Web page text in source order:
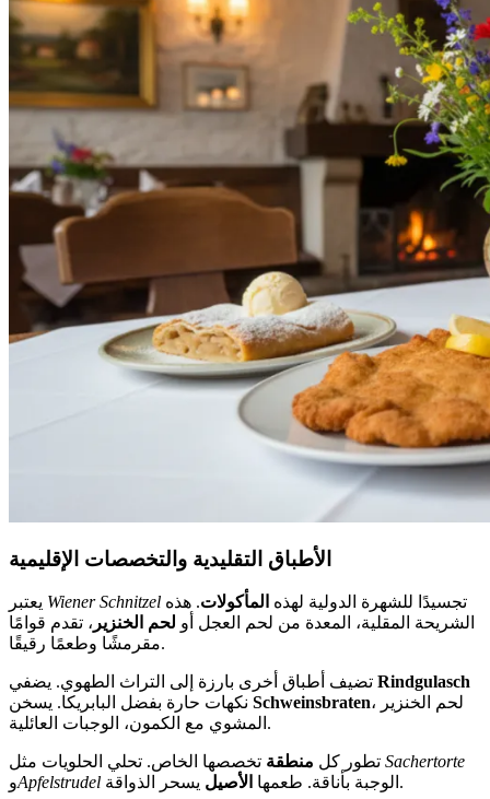
الأطباق التقليدية والتخصصات الإقليمية
Wiener Schnitzel تجسيدًا للشهرة الدولية لهذه المأكولات. هذه
الشريحة المقلية، المعدة من لحم العجل أو لحم الخنزير ، تقدم قوامًا
مقرمشًا وطعمًا رقيقًا.
Rindgulasch
Schweinsbraten، لحم الخنزير
المشوي مع الكمون، الوجبات العائلية.
تطور كل منطقة
Sachertorte
وApfelstrudel الوجبة بأناقة. طعمها الأصيل يسحر الذواقة.